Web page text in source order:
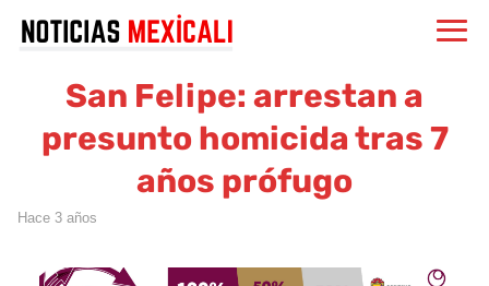
San Felipe: arrestan a
presunto homicida tras 7
años prófugo
hace 3 años